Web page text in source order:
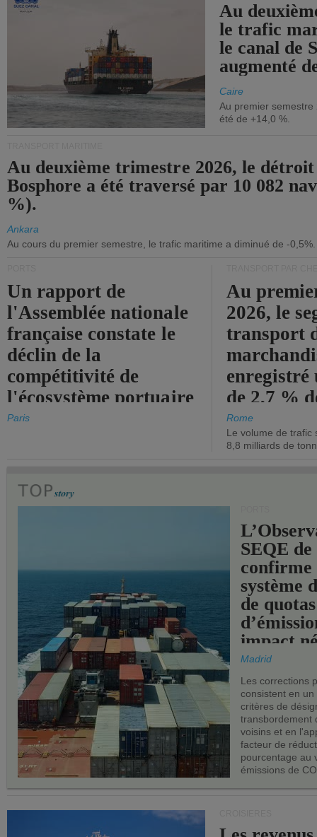
Au
le trafic
le canal de
augmenté
Caire
Au premier
été de +14,0 %.
Au deuxième trimestre 2026, le
Bosphore a été traversé par 10 082
%).
Ankara
Au cours du premier semestre, le trafic maritime a diminué de -0,5%.
Un rapport de
l'Assemblée nationale
française constate le
déclin de la
compétitivité de
l'écosystème portuaire
de l'État.
Paris
Au
2026, le
transport
enregistré
de 2,7 %
chiffre
Rome
Le volume de trafic
8,8 milliards de
SEQE de
confirme
système
de quotas
impact
les ports
Madrid
Les corrections
consistent en
critères de
transbordement
voisins et en
facteur de
pourcentage au
émissions de